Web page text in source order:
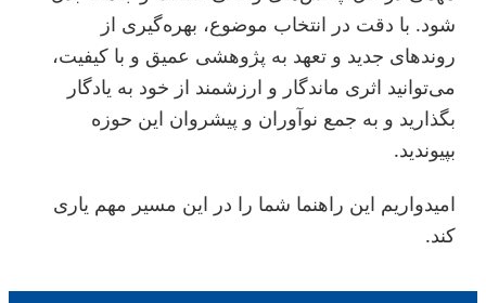
شود. با دقت در انتخاب موضوع، بهره‌گیری از
روندهای جدید و تعهد به پژوهشی عمیق و با کیفیت،
می‌توانید اثری ماندگار و ارزشمند از خود به یادگار
بگذارید و به جمع نوآوران و پیشروان این حوزه
بپیوندید.
امیدواریم این راهنما شما را در این مسیر مهم یاری
کند.